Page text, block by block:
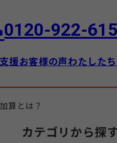
0120-922-
援お客様の声わたした
算とは？
カテゴリから探